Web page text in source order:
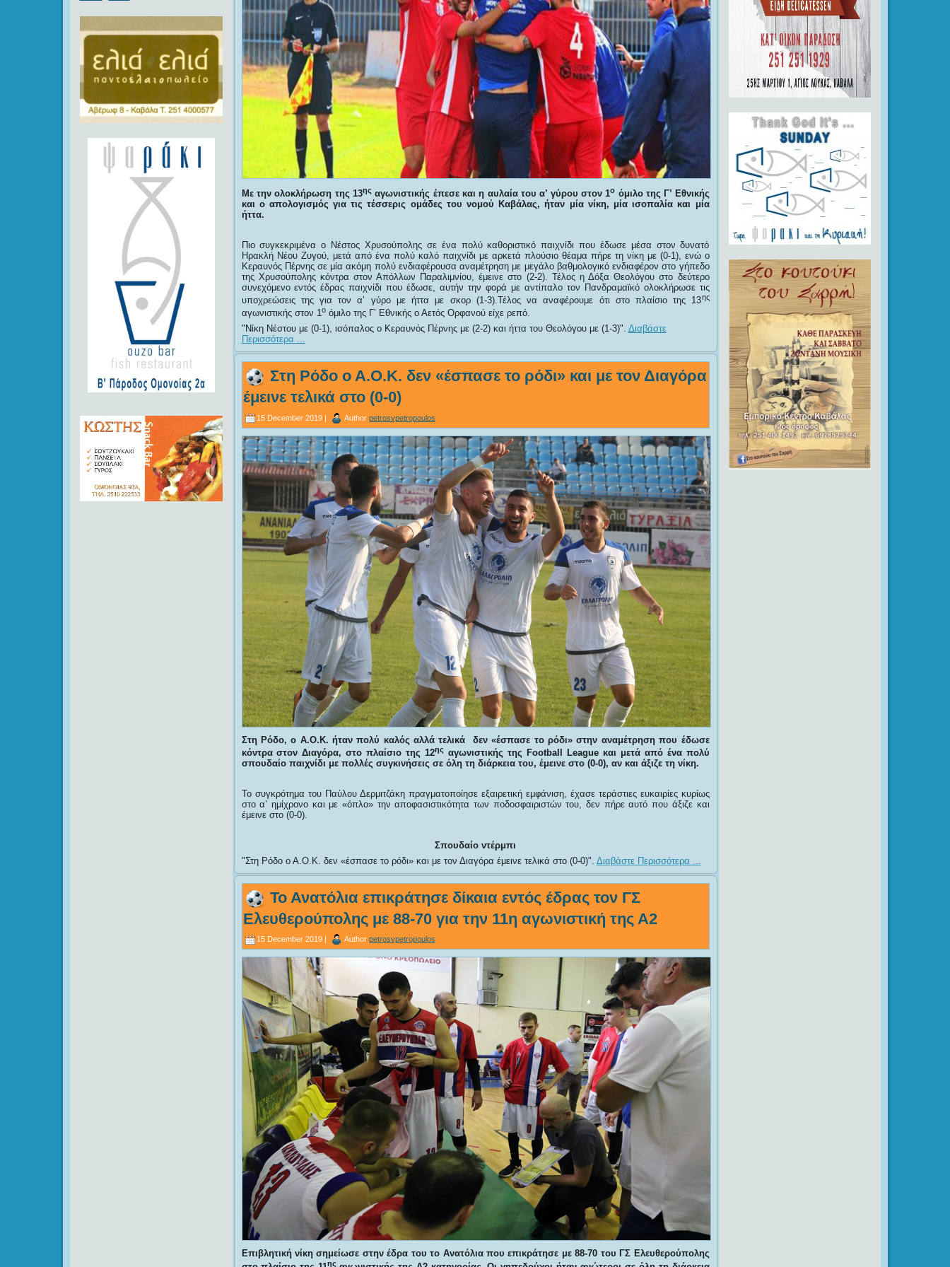
Με την ολοκλήρωση της 13ηςαγωνιστικής έπεσε και η αυλαία του α’ γύρου στον 1ο όμιλο της Γ’ Εθνικής
και ο απολογισμός για τις τέσσερις ομάδες του νομού Καβάλας, ήταν μία νίκη, μία ισοπαλία και μία
ήττα.
Πιο συγκεκριμένα ο Νέστος Χρυσούπολης σε ένα πολύ καθοριστικό παιχνίδι που έδωσε μέσα στον δυνατό
Ηρακλή Νέου Ζυγού, μετά από ένα πολύ καλό παιχνίδι με αρκετά πλούσιο θέαμα πήρε τη νίκη με (0-1), ενώ ο
Κεραυνός Πέρνης σε μία ακόμη πολύ ενδιαφέρουσα αναμέτρηση με μεγάλο βαθμολογικό ενδιαφέρον στο γήπεδο
της Χρυσούπολης κόντρα στον Απόλλων Παραλιμνίου, έμεινε στο (2-2). Τέλος η Δόξα Θεολόγου στο δεύτερο
συνεχόμενο εντός έδρας παιχνίδι που έδωσε, αυτήν την φορά με αντίπαλο τον Πανδραμαϊκό ολοκλήρωσε τις
υποχρεώσεις της για τον α’ γύρο με ήττα με σκορ (1-3).Τέλος να αναφέρουμε ότι στο πλαίσιο της 13ης
αγωνιστικής στον 1οόμιλο της Γ’ Εθνικής ο Αετός Ορφανού είχε ρεπό.
Νίκη Νέστου με (0-1), ισόπαλος ο Κεραυνός Πέρνης με (2-2) και ήττα του Θεολόγου με (1-3) . Διαβάστε
Περισσότερα ...
Στη Ρόδο ο Α.Ο.Κ. δεν «έσπασε το ρόδι» και με τον Διαγόρα
έμεινε τελικά στο (0-0)
15 December 2019 | Author petrosvpetropoulos
Στη Ρόδο, ο Α.Ο.Κ. ήταν πολύ καλός αλλά τελικά δεν «έσπασε το ρόδι» στην αναμέτρηση που έδωσε
κόντρα στον Διαγόρα, στο πλαίσιο της 12ης αγωνιστικής της Football League και μετά από ένα πολύ
σπουδαίο παιχνίδι με πολλές συγκινήσεις σε όλη τη διάρκεια του, έμεινε στο (0-0), αν και άξιζε τη νίκη.
Το συγκρότημα του Παύλου Δερμιτζάκη πραγματοποίησε εξαιρετική εμφάνιση, έχασε τεράστιες ευκαιρίες κυρίως
στο α’ ημίχρονο και με «όπλο» την αποφασιστικότητα των ποδοσφαιριστών του, δεν πήρε αυτό που άξιζε και
έμεινε στο (0-0).
Σπουδαίο ντέρμπι
Στη Ρόδο ο Α.Ο.Κ. δεν «έσπασε το ρόδι» και με τον Διαγόρα έμεινε τελικά στο (0-0)
Διαβάστε Περισσότερα ...
Το Ανατόλια επικράτησε δίκαια εντός έδρας τον ΓΣ
Ελευθερούπολης με 88-70 για την 11η αγωνιστική της Α2
15 December 2019 | Author petrosvpetropoulos
Επιβλητική νίκη σημείωσε στην έδρα του το Ανατόλια που επικράτησε με 88-70 του ΓΣ Ελευθερούπολης
ης